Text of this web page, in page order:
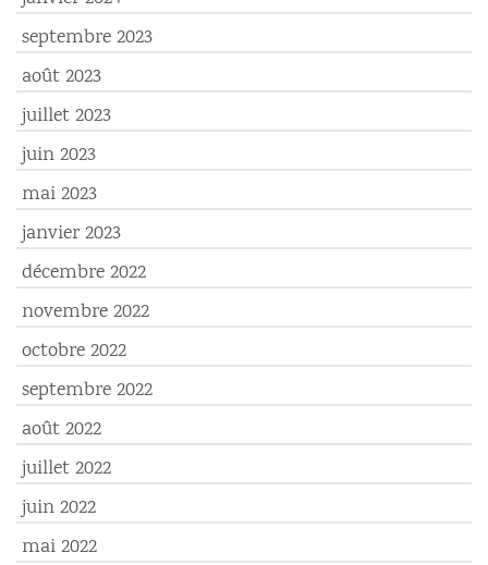
septembre 2023
août 2023
juillet 2023
juin 2023
mai 2023
janvier 2023
décembre 2022
novembre 2022
octobre 2022
septembre 2022
août 2022
juillet 2022
juin 2022
mai 2022